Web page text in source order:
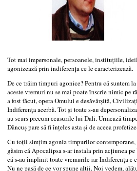
Tot mai impersonale, persoanele, instituţiile,
agonizează prin indiferenţa ce le caracterizează.
De ce trăim timpuri agonice? Pentru că suntem
aceste vremuri nu se mai poate înscrie nimic pe
a fost făcut, opera Omului e desăvârşită,
Indiferenţa acerbă. Tot şi toate s-au
au scurs precum ceasurile lui Dali. Urmează
Dăncuş pare să fi înţeles asta şi de aceea
Cu toţii simţim agonia timpurilor contemporane,
găsim că Apocalipsa s-ar instala prin acţiunea
că s-au împlinit toate vremurile iar Indiferenţa e
Nu ne pasă de ce vor spune alţii. Noi vedem,